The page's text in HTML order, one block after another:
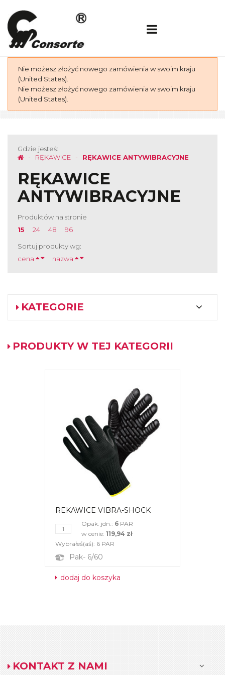
Nie możesz złożyć nowego zamówienia w swoim kraju
(United States).
Nie możesz złożyć nowego zamówienia w swoim kraju
(United States).
Gdzie jesteś:
RĘKAWICE
RĘKAWICE ANTYWIBRACYJNE
RĘKAWICE
ANTYWIBRACYJNE
Produktów na stronie
15
24 48 96
Sortuj produkty wg:
cena
nazwa
KATEGORIE
PRODUKTY W TEJ KATEGORII
REKAWICE VIBRA-SHOCK
Opak. jdn.: 6 PAR
w cenie: 119,94 zł
Wybrałeś(aś): 6 PAR
Pak- 6/60
dodaj do koszyka
KONTAKT Z NAMI